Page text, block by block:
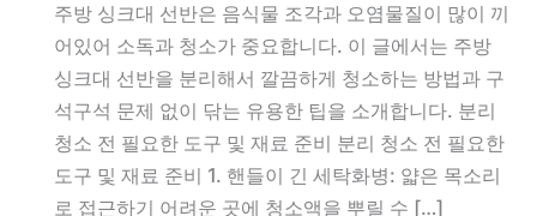
주방 싱크대 선반은 음식물 조각과 오염물질이 많이 끼
어있어 소독과 청소가 중요합니다. 이 글에서는 주방
싱크대 선반을 분리해서 깔끔하게 청소하는 방법과 구
석구석 문제 없이 닦는 유용한 팁을 소개합니다. 분리
청소 전 필요한 도구 및 재료 준비 분리 청소 전 필요한
도구 및 재료 준비 1. 핸들이 긴 세탁화병: 얇은 목소리
로 접근하기 어려운 곳에 청소액을 뿌릴 수 […]